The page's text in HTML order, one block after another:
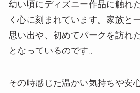
幼い頃にディズニー作品に触れ
く心に刻まれています。家族と
思い出や、初めてパークを訪れ
となっているのです。
その時感じた温かい気持ちや安